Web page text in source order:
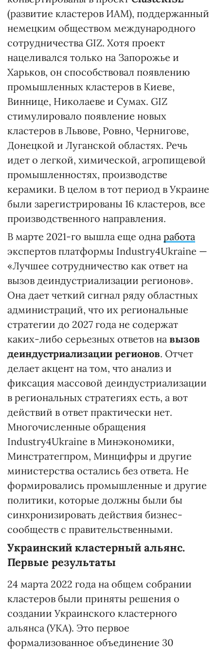
(развитие кластеров ИАМ), поддержанный
немецким обществом международного
сотрудничества GIZ. Хотя проект
нацеливался только на Запорожье и
Харьков, он способствовал появлению
промышленных кластеров в Киеве,
Виннице, Николаеве и Сумах. GIZ
стимулировало появление новых
кластеров в Львове, Ровно, Чернигове,
Донецкой и Луганской областях. Речь
идет о легкой, химической, агропищевой
промышленностях, производстве
керамики. В целом в тот период в Украине
были зарегистрированы 16 кластеров, все
производственного направления.
В марте 2021-го вышла еще одна работа
экспертов платформы Industry4Ukraine —
«Лучшее сотрудничество как ответ на
вызов деиндустриализации регионов».
Она дает четкий сигнал ряду областных
администраций, что их региональные
стратегии до 2027 года не содержат
каких-либо серьезных ответов на вызов
деиндустриализации регионов. Отчет
делает акцент на том, что анализ и
фиксация массовой деиндустриализации
в региональных стратегиях есть, а вот
действий в ответ практически нет.
Многочисленные обращения
Industry4Ukraine в Минэкономики,
Минстратегпром, Минцифры и другие
министерства остались без ответа. Не
формировались промышленные и другие
политики, которые должны были бы
синхронизировать действия бизнес-
сообществ с правительственными.
Украинский кластерный альянс.
Первые результаты
24 марта 2022 года на общем собрании
кластеров были приняты решения о
создании Украинского кластерного
альянса (УКА). Это первое
формализованное объединение 30